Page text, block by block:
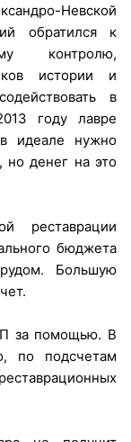
Невской
обратился к
контролю,
истории и
в
году лавре
идеале нужно
но денег на это
реставрации
бюджета
Большую
за помощью. В
по подсчетам